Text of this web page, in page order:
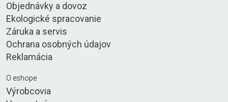
Objednávky a dovoz
Ekologické spracovanie
Záruka a servis
Ochrana osobných údajov
Reklamácia
O eshope
Výrobcovia